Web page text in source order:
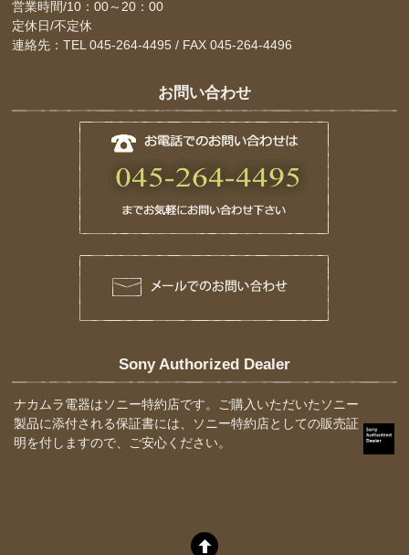
営業時間/10：00～20：00
定休日/不定休
連絡先：TEL 045-264-4495 / FAX 045-264-4496
お問い合わせ
Sony Authorized Dealer
ナカムラ電器はソニー特約店です。ご購入いただいたソニー
製品に添付される保証書には、ソニー特約店としての販売証
明を付しますので、ご安心ください。